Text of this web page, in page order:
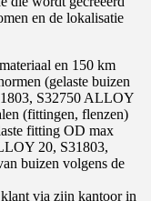
en de lokalisatie
en 150 km
(gelaste buizen
S32750 ALLOY
(fittingen, flenzen)
fitting OD max
20, S31803,
buizen volgens de
via zijn kantoor in